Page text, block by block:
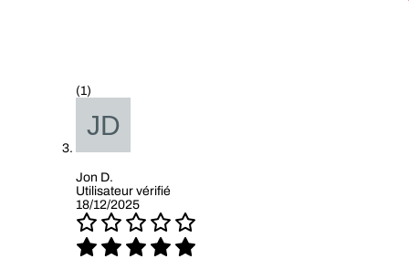
(1)
Jon D.
Utilisateur vérifié
18/12/2025